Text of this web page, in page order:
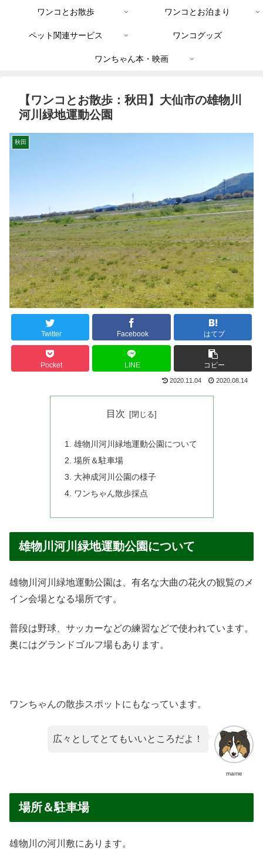
ワンコとお散歩 ワンコとお泊まり
ペット関連サービス ワンコグッズ
ワンちゃん本・映画
【ワンコとお散歩：秋田】大仙市の雄物川
河川緑地運動公園
秋田
Twitter Facebook はてブ
Pocket LINE コピー
2020.11.04 2020.08.14
目次
雄物川河川緑地運動公園について
場所＆駐車場
大神成河川公園の様子
ワンちゃん散歩採点
雄物川河川緑地運動公園について
雄物川河川緑地運動公園は、有名な大曲の花火の観覧のメ
イン会場となる場所です。
普段は野球、サッカーなどの練習などで使われています。
奥にはグランドゴルフ場もあります。
ワンちゃんの散歩スポットにもなっています。
mame
広々としてとてもいいところだよ！
場所＆駐車場
雄物川の河川敷にあります。